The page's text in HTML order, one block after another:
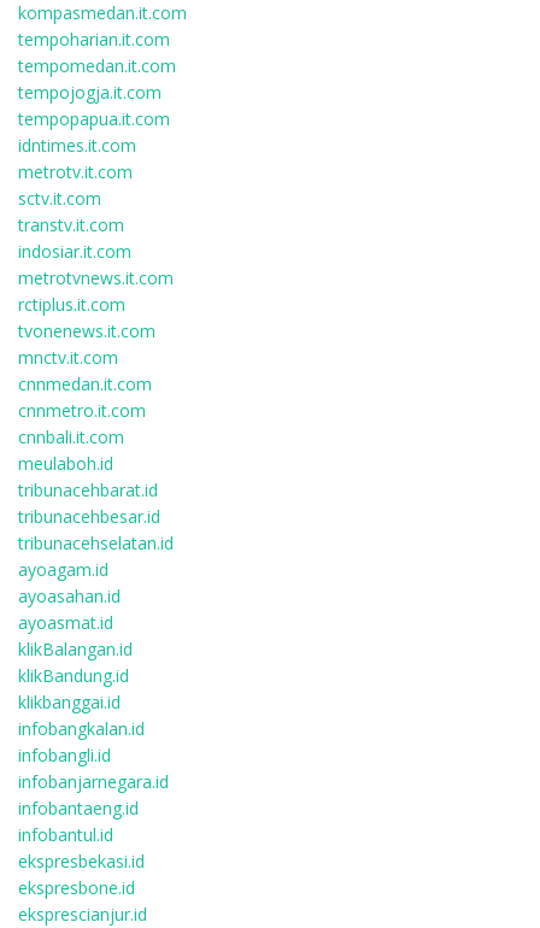
kompasmedan.it.com
tempoharian.it.com
tempomedan.it.com
tempojogja.it.com
tempopapua.it.com
idntimes.it.com
metrotv.it.com
sctv.it.com
transtv.it.com
indosiar.it.com
metrotvnews.it.com
rctiplus.it.com
tvonenews.it.com
mnctv.it.com
cnnmedan.it.com
cnnmetro.it.com
cnnbali.it.com
meulaboh.id
tribunacehbarat.id
tribunacehbesar.id
tribunacehselatan.id
ayoagam.id
ayoasahan.id
ayoasmat.id
klikBalangan.id
klikBandung.id
klikbanggai.id
infobangkalan.id
infobangli.id
infobanjarnegara.id
infobantaeng.id
infobantul.id
ekspresbekasi.id
ekspresbone.id
eksprescianjur.id